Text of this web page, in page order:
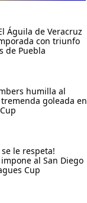
Águila de Veracruz
con triunfo
de Puebla
humilla al
goleada en
se le respeta!
al San Diego
Cup